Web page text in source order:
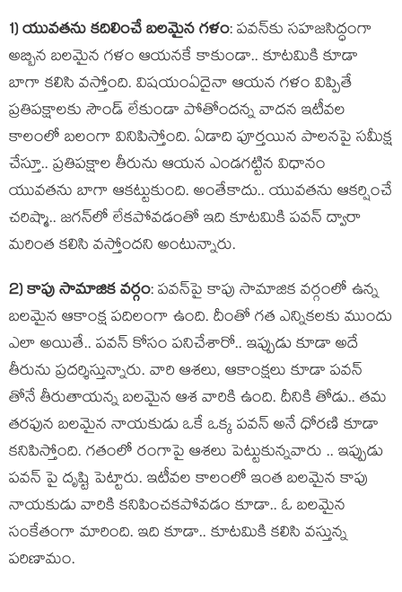
1) యువ‌త‌ను క‌దిలించే బ‌ల‌మైన గ‌ళం: ప‌వ‌న్‌కు స‌హ‌జ‌సిద్ధంగా
అబ్బిన బ‌ల‌మైన గ‌ళం ఆయ‌న‌కే కాకుండా.. కూట‌మికి కూడా
బాగా క‌లిసి వ‌స్తోంది. విష‌యంఏదైనా ఆయ‌న గ‌ళం విప్పితే
ప్ర‌తిప‌క్షాల‌కు సౌండ్ లేకుండా పోతోంద‌న్న వాద‌న ఇటీవ‌ల
కాలంలో బ‌లంగా వినిపిస్తోంది. ఏడాది పూర్త‌యిన పాల‌న‌పై సమీక్ష
చేస్తూ.. ప్ర‌తిప‌క్షాల తీరును ఆయ‌న ఎండ‌గ‌ట్టిన విధానం
యువ‌త‌ను బాగా ఆక‌ట్టుకుంది. అంతేకాదు.. యువ‌త‌ను ఆక‌ర్షించే
చ‌రిష్మా.. జ‌గ‌న్‌లో లేక‌పోవ‌డంతో ఇది కూట‌మికి ప‌వ‌న్ ద్వారా
మ‌రింత క‌లిసి వ‌స్తోంద‌ని అంటున్నారు.
2) కాపు సామాజిక వ‌ర్గం: ప‌వ‌న్‌పై కాపు సామాజిక వ‌ర్గంలో ఉన్న
బ‌ల‌మైన ఆకాంక్ష ప‌దిలంగా ఉంది. దీంతో గ‌త ఎన్నిక‌ల‌కు ముందు
ఎలా అయితే.. ప‌వ‌న్ కోసం ప‌నిచేశారో.. ఇప్పుడు కూడా అదే
తీరును ప్ర‌ద‌ర్శిస్తున్నారు. వారి ఆశ‌లు, ఆకాంక్ష‌లు కూడా ప‌వ‌న్
తోనే తీరుతాయ‌న్న బ‌ల‌మైన ఆశ వారికి ఉంది. దీనికి తోడు.. త‌మ
త‌ర‌ఫున బ‌ల‌మైన నాయ‌కుడు ఒకే ఒక్క ప‌వ‌న్ అనే ధోర‌ణి కూడా
క‌నిపిస్తోంది. గ‌తంలో రంగాపై ఆశ‌లు పెట్టుకున్న‌వారు .. ఇప్పుడు
ప‌వ‌న్ పై దృష్టి పెట్టారు. ఇటీవ‌ల కాలంలో ఇంత బ‌ల‌మైన కాపు
నాయ‌కుడు వారికి క‌నిపించక‌పోవ‌డం కూడా.. ఓ బ‌ల‌మైన
సంకేతంగా మారింది. ఇది కూడా.. కూట‌మికి క‌లిసి వ‌స్తున్న
ప‌రిణామం.